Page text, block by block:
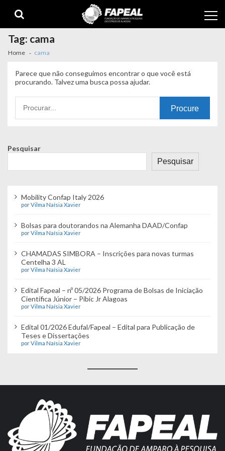
navigation
content
Tag: cama
Home cama
Parece que não conseguimos encontrar o que você está
procurando. Talvez uma busca possa ajudar.
por:
Pesquisar
Pesquisar
Mobility Confap Italy 2026
por Vilma Naísia Xavier
Bolsas para doutorandos na Alemanha DAAD/Confap
por Vilma Naísia Xavier
CHAMADAS SIMBORA – Inscrições para novas turmas
Centelha 3 AL
por Vilma Naísia Xavier
Edital Fapeal – nº 05/2026 Programa de Bolsas de Iniciação
Científica Júnior – Pibic Jr Alagoas
por Vilma Naísia Xavier
Edital 01/2026 Edufal/Fapeal – Edital para Publicação de
Teses e Dissertações
por Vilma Naísia Xavier